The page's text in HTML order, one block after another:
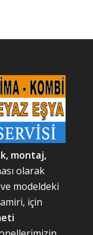
montaj,
olarak
modeldeki
için